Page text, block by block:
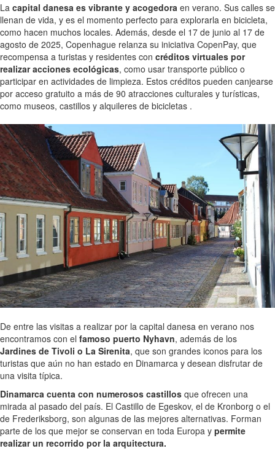
La capital danesa es vibrante y acogedora en verano. Sus calles se
llenan de vida, y es el momento perfecto para explorarla en bicicleta,
como hacen muchos locales. Además, desde el 17 de junio al 17 de
agosto de 2025, Copenhague relanza su iniciativa CopenPay, que
recompensa a turistas y residentes con créditos virtuales por
realizar acciones ecológicas, como usar transporte público o
participar en actividades de limpieza. Estos créditos pueden canjearse
por acceso gratuito a más de 90 atracciones culturales y turísticas,
como museos, castillos y alquileres de bicicletas .
De entre las visitas a realizar por la capital danesa en verano nos
encontramos con el famoso puerto Nyhavn, además de los
Jardines de Tivoli o La Sirenita, que son grandes iconos para los
turistas que aún no han estado en Dinamarca y desean disfrutar de
una visita típica.
Dinamarca cuenta con numerosos castillos que ofrecen una
mirada al pasado del país. El Castillo de Egeskov, el de Kronborg o el
de Frederiksborg, son algunas de las mejores alternativas. Forman
parte de los que mejor se conservan en toda Europa y permite
realizar un recorrido por la arquitectura.